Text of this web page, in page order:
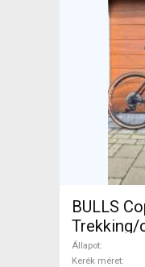
BULLS
használt
Állapot
Kerék méret